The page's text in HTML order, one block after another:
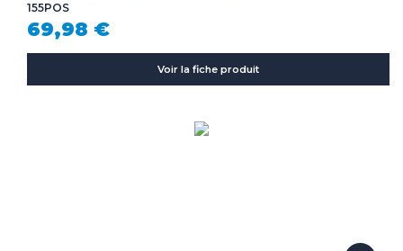
155POS
69,98 €
Voir la fiche produit